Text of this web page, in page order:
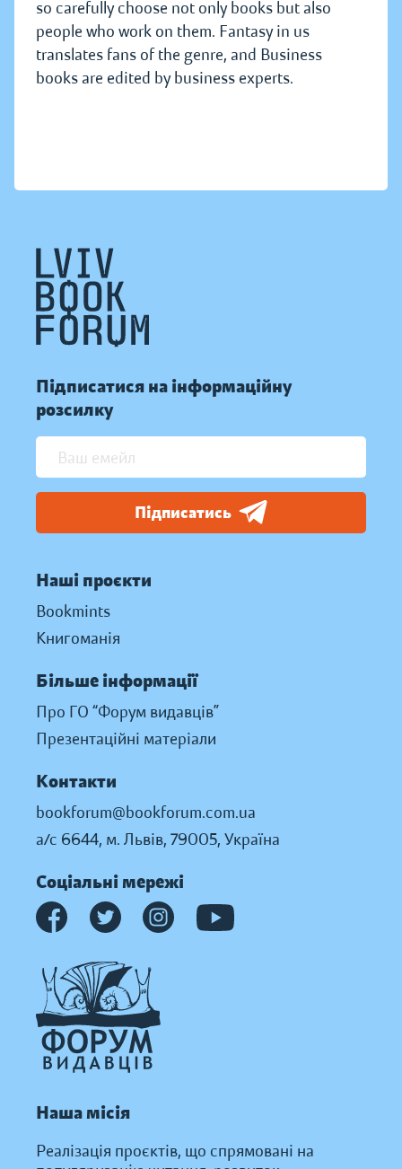
so carefully choose not only books but also
people who work on them. Fantasy in us
translates fans of the genre, and Business
books are edited by business experts.
Підписатися на інформаційну
розсилку
Підписатись
Наші проєкти
Bookmints
Книгоманія
Більше інформації
Про ГО “Форум видавців”
Презентаційні матеріали
Контакти
bookforum@bookforum.com.ua
а/с 6644, м. Львів, 79005, Україна
Соціальні мережі
Наша місія
Реалізація проєктів, що спрямовані на